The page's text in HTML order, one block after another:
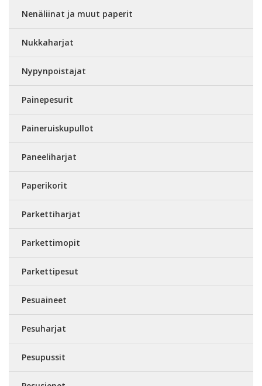
Nenäliinat ja muut paperit
Nukkaharjat
Nypynpoistajat
Painepesurit
Paineruiskupullot
Paneeliharjat
Paperikorit
Parkettiharjat
Parkettimopit
Parkettipesut
Pesuaineet
Pesuharjat
Pesupussit